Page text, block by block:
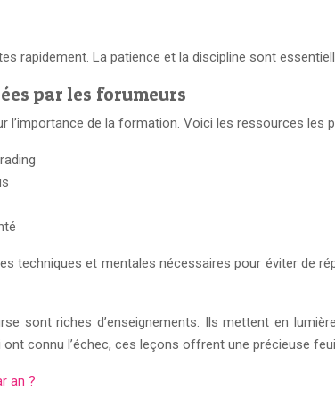
rapidement. La patience et la discipline sont
par les forumeurs
l’importance de la formation. Voici les ressources
techniques et mentales nécessaires pour éviter de
sont riches d’enseignements. Ils mettent en
connu l’échec, ces leçons offrent une précieuse
an ?